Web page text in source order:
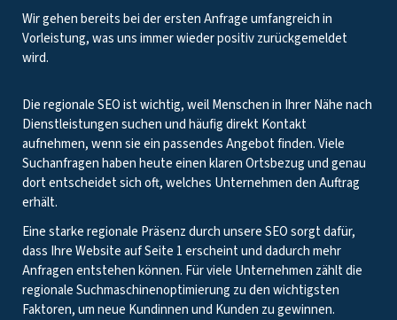
Wir gehen bereits bei der ersten Anfrage umfangreich in
Vorleistung, was uns immer wieder positiv zurückgemeldet
wird.
Die regionale SEO ist wichtig, weil Menschen in Ihrer Nähe nach
Dienstleistungen suchen und häufig direkt Kontakt
aufnehmen, wenn sie ein passendes Angebot finden. Viele
Suchanfragen haben heute einen klaren Ortsbezug und genau
dort entscheidet sich oft, welches Unternehmen den Auftrag
erhält.
Eine starke regionale Präsenz durch unsere SEO sorgt dafür,
dass Ihre Website auf Seite 1 erscheint und dadurch mehr
Anfragen entstehen können. Für viele Unternehmen zählt die
regionale Suchmaschinenoptimierung zu den wichtigsten
Faktoren, um neue Kundinnen und Kunden zu gewinnen.